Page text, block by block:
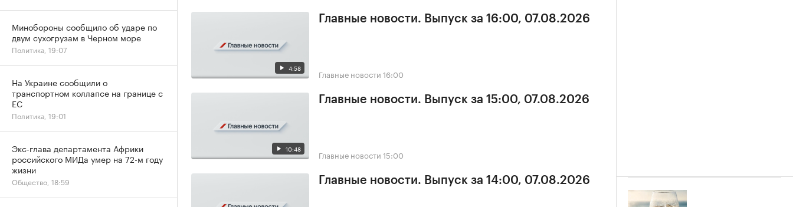
4:58
Главные новости. Выпуск за 16:00, 07.08.2026
Главные новости 16:00
10:48
Главные новости. Выпуск за 15:00, 07.08.2026
Главные новости 15:00
Главные новости. Выпуск за 14:00, 07.08.2026
Минобороны сообщило об ударе по
двум сухогрузам в Черном море
Политика, 19:07
На Украине сообщили о
транспортном коллапсе на границе с
ЕС
Политика, 19:01
Экс-глава департамента Африки
российского МИДа умер на 72-м году
жизни
Общество, 18:59